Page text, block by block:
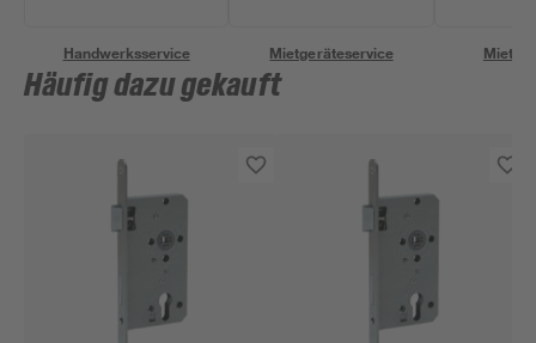
Handwerksservice Mietgeräteservice
Häufig dazu gekauft